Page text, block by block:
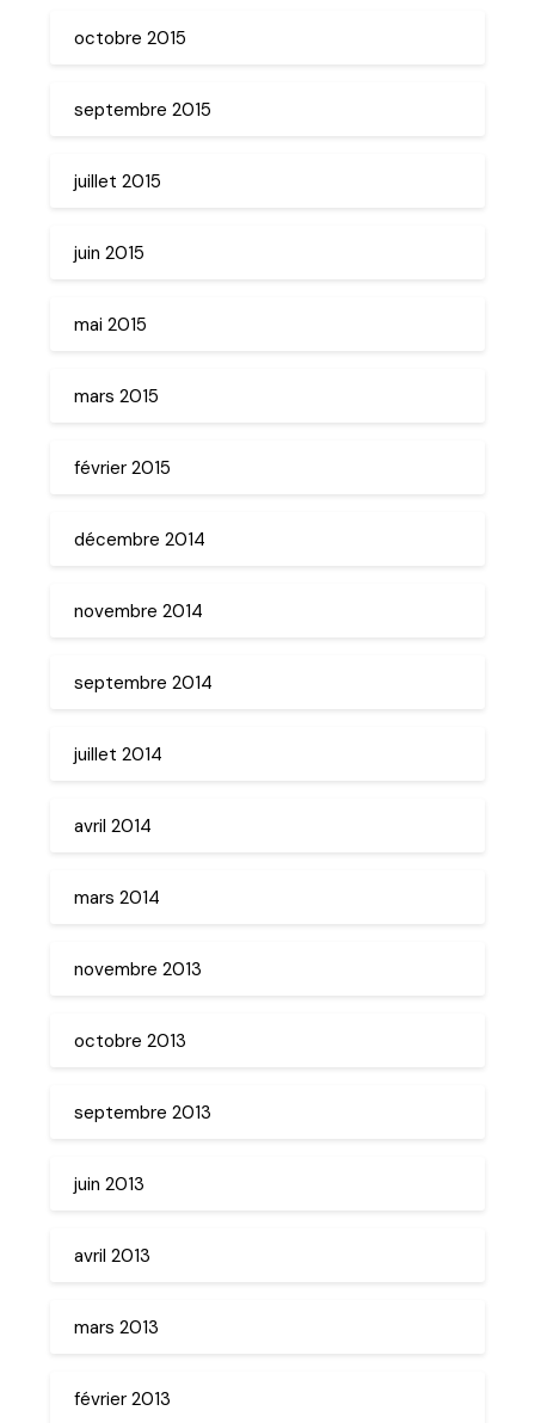
octobre 2015
septembre 2015
juillet 2015
juin 2015
mai 2015
mars 2015
février 2015
décembre 2014
novembre 2014
septembre 2014
juillet 2014
avril 2014
mars 2014
novembre 2013
octobre 2013
septembre 2013
juin 2013
avril 2013
mars 2013
février 2013